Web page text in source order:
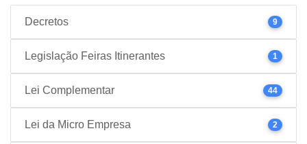
Decretos 9
Legislação Feiras Itinerantes 1
Lei Complementar 44
Lei da Micro Empresa 2